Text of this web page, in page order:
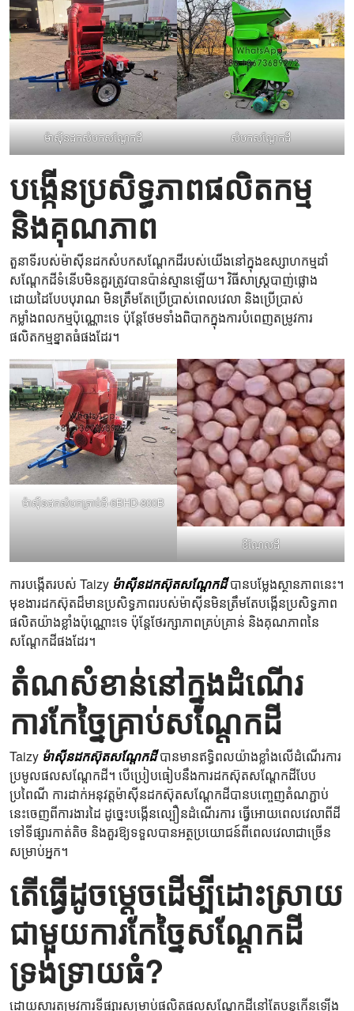
ម៉ាស៊ីនដកសំបកសណ្តែកដី សំបកសណ្តែកដី
បង្កើនប្រសិទ្ធភាពផលិតកម្ម
និងគុណភាព
តួនាទីរបស់ម៉ាស៊ីនដកសំបកសណ្ដែកដីរបស់យើងនៅក្នុងឧស្សាហកម្មដាំ
សណ្តែកដីទំនើបមិនគួរត្រូវបានប៉ាន់ស្មានឡើយ។ វិធីសាស្ត្របាញ់ផ្លោង
ដោយដៃបែបបុរាណ មិនត្រឹមតែប្រើប្រាស់ពេលវេលា និងប្រើប្រាស់
កម្លាំងពលកម្មប៉ុណ្ណោះទេ ប៉ុន្តែថែមទាំងពិបាកក្នុងការបំពេញតម្រូវការ
ផលិតកម្មខ្នាតធំផងដែរ។
ម៉ាស៊ីនដកសំបកគ្រាប់ដី-6BHD-800B
ខឺណែលដី
ការបង្កើតរបស់ Taizy ម៉ាស៊ីនដកស៊ុតសណ្តែកដីបានបម្លែងស្ថានភាពនេះ។
មុខងារដកស៊ុតដ៏មានប្រសិទ្ធភាពរបស់ម៉ាស៊ីនមិនត្រឹមតែបង្កើនប្រសិទ្ធភាព
ផលិតយ៉ាងខ្លាំងប៉ុណ្ណោះទេ ប៉ុន្តែថែរក្សាភាពគ្រប់គ្រាន់ និងគុណភាពនៃ
សណ្តែកដីផងដែរ។
តំណសំខាន់នៅក្នុងដំណើរ
ការកែច្នៃគ្រាប់សណ្តែកដី
Taizy ម៉ាស៊ីនដកស៊ុតសណ្តែកដីបានមានឥទ្ធិពលយ៉ាងខ្លាំងលើដំណើរការ
ប្រមូលផលសណ្តែកដី។ បើប្រៀបធៀបនឹងការដកស៊ុតសណ្តែកដីបែប
ប្រពៃណី ការដាក់អនុវត្តម៉ាស៊ីនដកស៊ុតសណ្តែកដីបានបញ្ចេញតំណភ្ជាប់
នេះចេញពីការងារដៃ ដូច្នេះបង្កើនល្បឿនដំណើរការ ធ្វើអោយពេលវេលាពីដី
ទៅទីផ្សារកាត់តិច និងគួរឱ្យទទួលបានអត្ថប្រយោជន៍ពីពេលវេលាជាច្រើន
សម្រាប់អ្នក។
តើធ្វើដូចម្តេចដើម្បីដោះស្រាយ
ជាមួយការកែច្នៃសណ្តែកដី
ទ្រង់ទ្រាយធំ?
ដោយសារតម្រូវការទីផ្សារសម្រាប់ផលិតផលសណ្តែកដីនៅតែបន្តកើនឡើង